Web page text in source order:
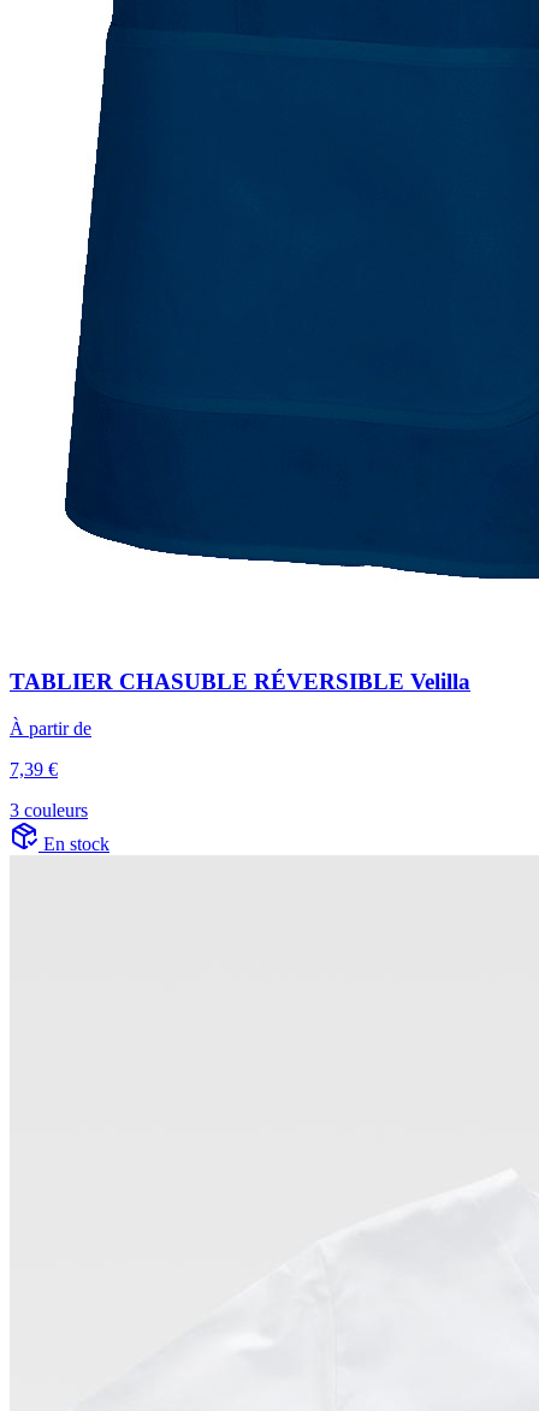
TABLIER CHASUBLE RÉVERSIBLE Velilla
À partir de
7,39 €
3 couleurs
En stock